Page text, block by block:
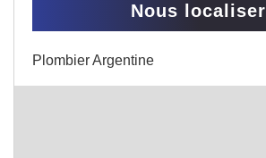
Nous localiser
Plombier Argentine